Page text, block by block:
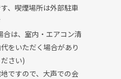
、喫煙場所は外部駐車
合は、室内・エアコン清
をいただく場合があり
さい)
ですので、大声での会